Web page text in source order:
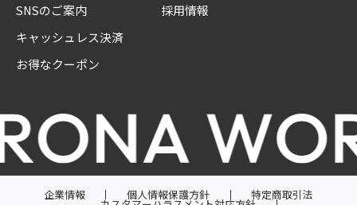
SNSのご案内
キャッシュレス決済
お得なクーポン
採用情報
企業情報 個人情報保護方針 特定商取引法